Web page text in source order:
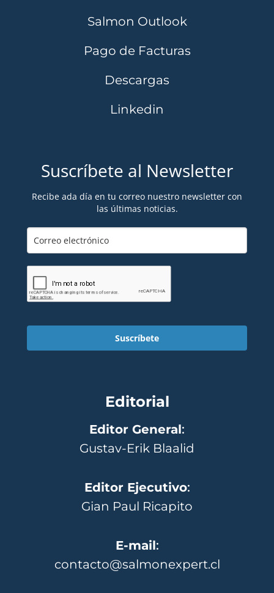
Salmon Outlook
Pago de Facturas
Descargas
Linkedin
Suscríbete al Newsletter
Recibe ada día en tu correo nuestro newsletter con
las últimas noticias.
Suscríbete
Editorial
Editor General:
Gustav-Erik Blaalid
Editor Ejecutivo:
Gian Paul Ricapito
E-mail:
contacto@salmonexpert.cl